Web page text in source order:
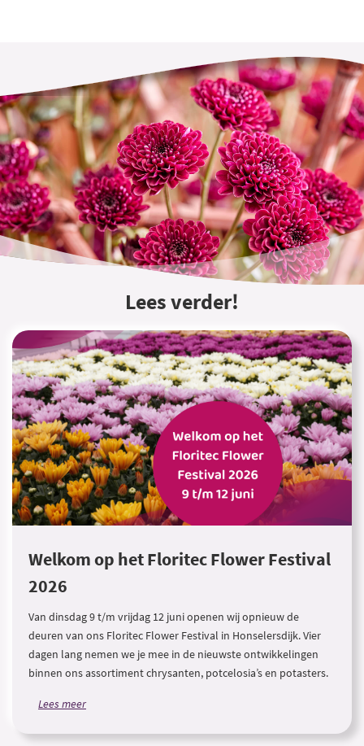
Lees verder!
Welkom op het Floritec Flower Festival
2026
Van dinsdag 9 t/m vrijdag 12 juni openen wij opnieuw de
deuren van ons Floritec Flower Festival in Honselersdijk. Vier
dagen lang nemen we je mee in de nieuwste ontwikkelingen
binnen ons assortiment chrysanten, potcelosia’s en potasters.
Lees meer